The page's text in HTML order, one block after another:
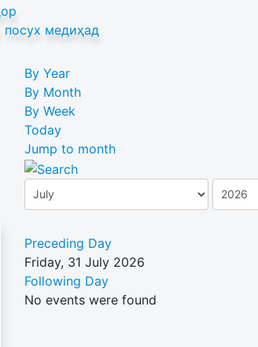
медиҳад
By Year
By Month
By Week
Today
Jump to month
Preceding Day
Friday, 31 July 2026
Following Day
No events were found